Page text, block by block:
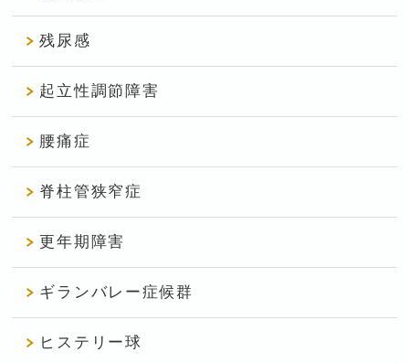
残尿感
起立性調節障害
腰痛症
脊柱管狭窄症
更年期障害
ギランバレー症候群
ヒステリー球